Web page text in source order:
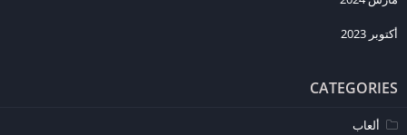
نعم، اللعبة تدعم اللغة العربية مما يسهل على اللاعبين العرب التفاعل مع
أكتوبر 2023
CATEGORIES
ألعاب